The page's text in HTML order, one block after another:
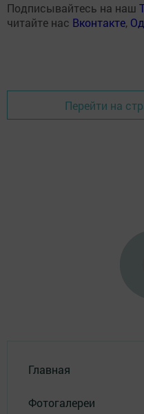
Подписывайтесь на наш
читайте нас Вконтакте,
Перейти на
Главная
Фотогалереи